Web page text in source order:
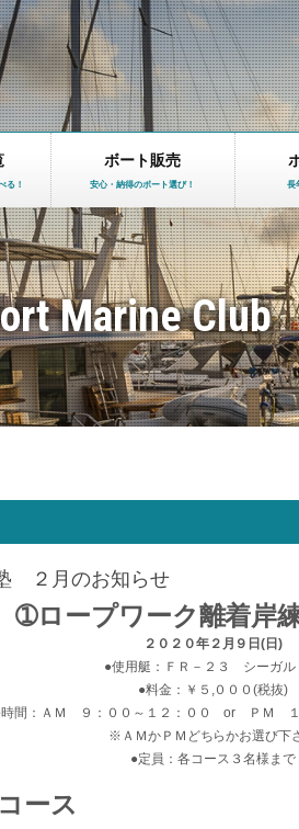
る！
ボート販売
安心・納得のボート選び！ 長
Marine Club
２月のお知らせ
➀ロープワーク離着岸
２０２０年２月９日(日)
●使用艇：ＦＲ－２３ シーガル
●料金：￥５,０００(税抜)
時間：ＡＭ ９：００～１２：００ or ＰＭ １
※ＡＭかＰＭどちらかお選び下
●定員：各コース３名様まで
ース